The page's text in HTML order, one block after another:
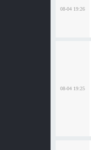
08-04 19:26
08-04 19:25